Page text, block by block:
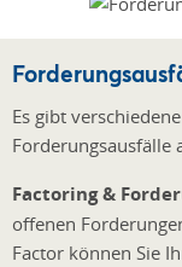
Es gibt
Forderungsausfälle
Factoring &
offenen
Factor können Sie